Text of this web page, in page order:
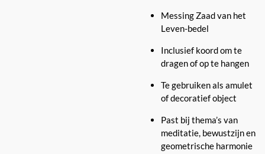
Messing Zaad van het
Leven-bedel
Inclusief koord om te
dragen of op te hangen
Te gebruiken als amulet
of decoratief object
Past bij thema’s van
meditatie, bewustzijn en
geometrische harmonie